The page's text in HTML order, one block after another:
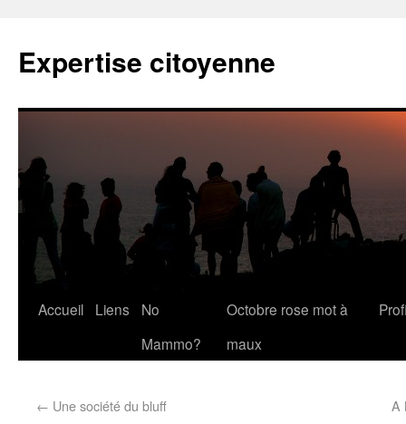
Expertise citoyenne
Accueil Liens
No
Mammo?
Octobre rose mot à
maux
← Une société du bluff A